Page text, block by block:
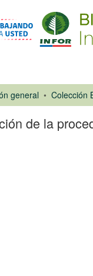
general Colección
de la